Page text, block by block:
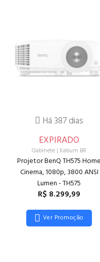
Há 387 dias
EXPIRADO
Gabinete | Kabum BR
Projetor BenQ TH575 Home
Cinema, 1080p, 3800 ANSI
Lumen - TH575
R$ 8.299,99
Ver Promoção